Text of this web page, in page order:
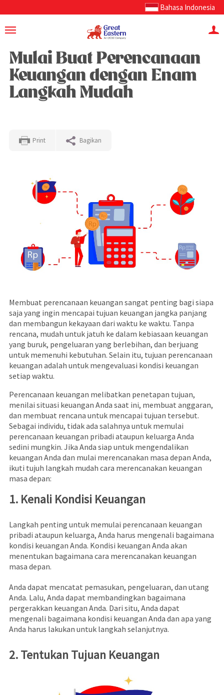
Bahasa Indonesia
Mulai Buat Perencanaan
Keuangan dengan Enam
Langkah Mudah
Print Bagikan
Membuat perencanaan keuangan sangat penting bagi siapa
saja yang ingin mencapai tujuan keuangan jangka panjang
dan membangun kekayaan dari waktu ke waktu. Tanpa
rencana, mudah untuk jatuh ke dalam kebiasaan keuangan
yang buruk, pengeluaran yang berlebihan, dan berjuang
untuk memenuhi kebutuhan. Selain itu, tujuan perencanaan
keuangan adalah untuk mengevaluasi kondisi keuangan
setiap waktu.
Perencanaan keuangan melibatkan penetapan tujuan,
menilai situasi keuangan Anda saat ini, membuat anggaran,
dan membuat rencana untuk mencapai tujuan tersebut.
Sebagai individu, tidak ada salahnya untuk memulai
perencanaan keuangan pribadi ataupun keluarga Anda
sedini mungkin. Jika Anda siap untuk mengendalikan
keuangan Anda dan mulai merencanakan masa depan Anda,
ikuti tujuh langkah mudah cara merencanakan keuangan
masa depan:
1. Kenali Kondisi Keuangan
Langkah penting untuk memulai perencanaan keuangan
pribadi ataupun keluarga, Anda harus mengenali bagaimana
kondisi keuangan Anda. Kondisi keuangan Anda akan
menentukan bagaimana cara merencanakan keuangan
masa depan.
Anda dapat mencatat pemasukan, pengeluaran, dan utang
Anda. Lalu, Anda dapat membandingkan bagaimana
pergerakkan keuangan Anda. Dari situ, Anda dapat
mengenali bagaimana kondisi keuangan Anda dan apa yang
Anda harus lakukan untuk langkah selanjutnya.
2. Tentukan Tujuan Keuangan